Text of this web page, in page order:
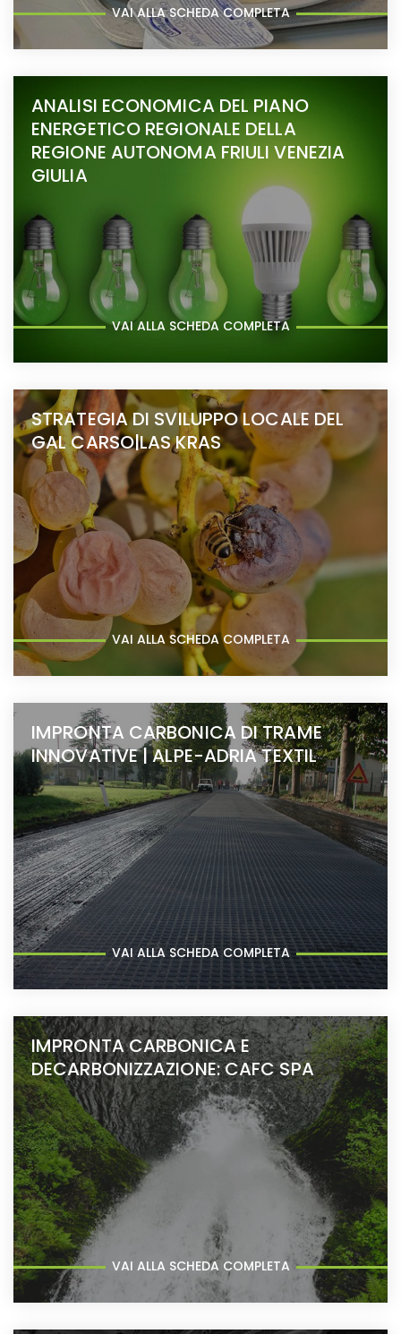
VAI ALLA SCHEDA COMPLETA
ANALISI ECONOMICA DEL PIANO
ENERGETICO REGIONALE DELLA
REGIONE AUTONOMA FRIULI VENEZIA
GIULIA
VAI ALLA SCHEDA COMPLETA
STRATEGIA DI SVILUPPO LOCALE DEL
GAL CARSO|LAS KRAS
VAI ALLA SCHEDA COMPLETA
IMPRONTA CARBONICA DI TRAME
INNOVATIVE | ALPE-ADRIA TEXTIL
VAI ALLA SCHEDA COMPLETA
IMPRONTA CARBONICA E
DECARBONIZZAZIONE: CAFC SPA
VAI ALLA SCHEDA COMPLETA